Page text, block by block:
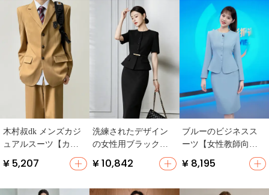
（セットアップ対
木村叔dk メンズカジ
ュアルスーツ【カー
丈・スラックス付
¥ 5,207
洗練されたデザイン
の女性用ブラックド
レス【軽やかでスタ
イリッシュ・ビジネ
¥ 10,842
ブルーのビジネスス
ーツ【女性教師向
技・上品デザイン】
¥ 8,195